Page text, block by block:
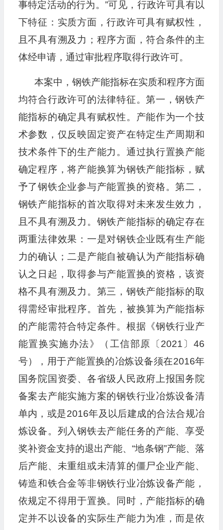
事特定活动的行为。”可见，行政许可具有以
下特征：实质方面，行政许可具有赋权性，
且不具有溯及力；程序方面，符合条件的主
体经申请，通过审批程序取得行政许可。
本案中，钢铁产能指标在实质和程序方面
均符合行政许可的法律特征。第一，钢铁产
能指标的确定具有赋权性。产能作为一个技
术参数，仅反映固定资产在特定生产周期和
技术条件下的生产能力。通过执行置换产能
确定程序，将产能换算为钢铁产能指标，赋
予了钢铁企业参与产能置换的资格。第二，
钢铁产能指标的首次取得对未来发生效力，
且不具有溯及力。钢铁产能指标的确定存在
两重法律效果：一是对钢铁企业既有生产能
力的确认；二是产能自被确认为产能指标确
认之日起，取得参与产能置换的资格，该资
格不具有溯及力。第三，钢铁产能指标的取
得需经审批程序。首先，被换算为产能指标
的产能需符合特定条件。根据《钢铁行业产
能置换实施办法》（工信部原〔2021〕46
号），用于产能置换的冶炼设备须在2016年
国务院国资委、各省级人民政府上报国务院
备案去产能实施方案的钢铁行业冶炼设备清
单内，或是2016年及以后建成的合法合规冶
炼设备。列入钢铁去产能任务的产能、享受
奖补资金支持的退出产能、“地条钢”产能、落
后产能、未重组或未清算的僵尸企业产能、
铸造和铁合金等非钢铁行业冶炼设备产能，
依规定不得用于置换。同时，产能指标的确
定并不以设备的实际生产能力为准，而是依